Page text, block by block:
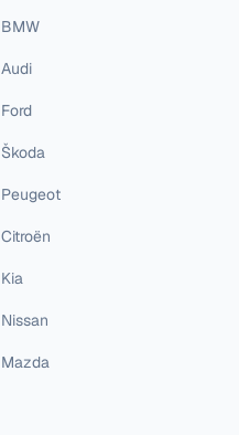
BMW
Audi
Ford
Škoda
Peugeot
Citroën
Kia
Nissan
Mazda